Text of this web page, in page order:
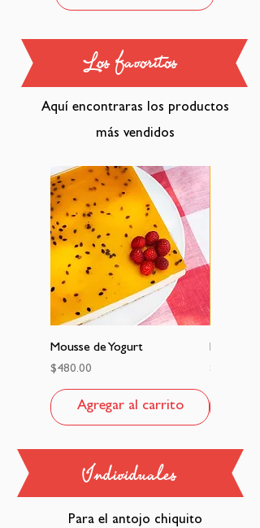
Los favoritos
Aquí encontraras los productos
más vendidos
Mousse de Yogurt
Precio
$480.00
Agregar al carrito
Mousse
Precio
$480.00
Individuales
Para el antojo chiquito